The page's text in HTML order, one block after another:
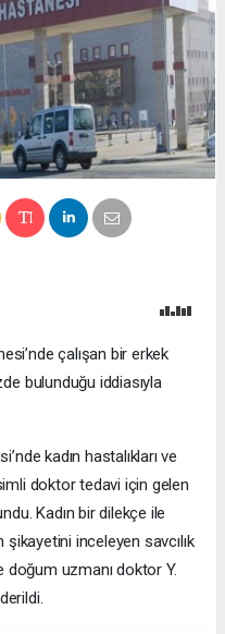
çalışan bir erkek
bulunduğu iddiasıyla
kadın hastalıkları ve
doktor tedavi için gelen
Kadın bir dilekçe ile
şikayetini inceleyen savcılık
doğum uzmanı doktor Y.